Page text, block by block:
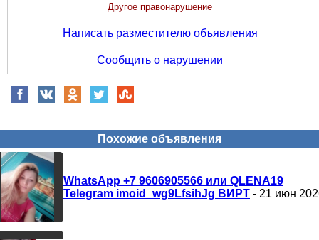
Другое правонарушение
Написать разместителю объявления
Сообщить о нарушении
Похожие объявления
WhatsApp +7 9606905566 или QLENA19
Telegram imoid_wg9LfsihJg ВИРТ - 21 июн